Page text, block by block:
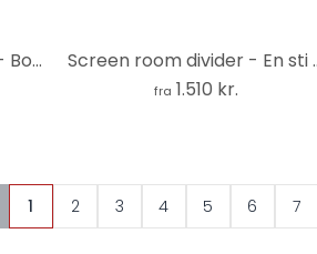
Rumdeler med skærm - Bogparadis, 3-delt Screen room
fra 1.510 kr.
1 2 3 4 5 6 7